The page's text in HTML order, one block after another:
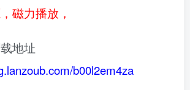
磁力播放，
地址
b00l2em4za